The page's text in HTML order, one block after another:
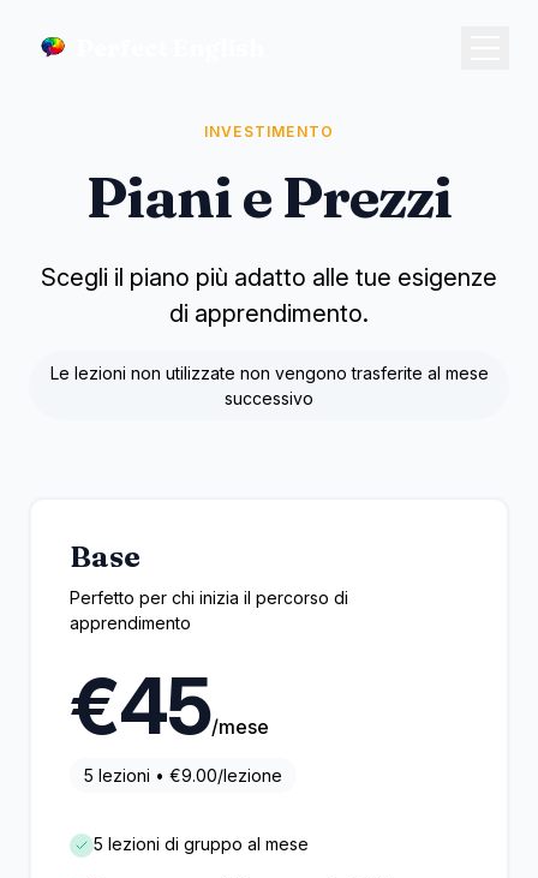
INVESTIMENTO
Piani e Prezzi
Scegli il piano più adatto alle tue esigenze
di apprendimento.
Le lezioni non utilizzate non vengono trasferite al mese
successivo
Base
Perfetto per chi inizia il percorso di
apprendimento
€45/mese
5 lezioni • €9.00/lezione
5 lezioni di gruppo al mese